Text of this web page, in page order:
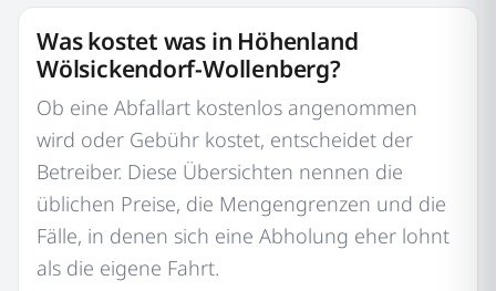
Was kostet was in Höhenland
Wölsickendorf-Wollenberg?
Ob eine Abfallart kostenlos angenommen
wird oder Gebühr kostet, entscheidet der
Betreiber. Diese Übersichten nennen die
üblichen Preise, die Mengengrenzen und die
Fälle, in denen sich eine Abholung eher lohnt
als die eigene Fahrt.